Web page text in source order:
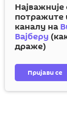
Најважније
потражите
каналу на
Вајберу
драже)
Пријави се